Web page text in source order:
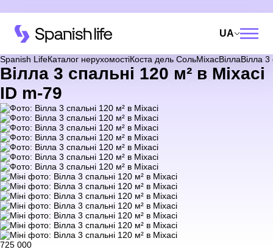
UA
Spanish LifeКаталог нерухомостіКоста дель СольМіхасВіллаВілла 3
Вілла 3 спальні 120 м² в Міхасі
ID m-79
725 000